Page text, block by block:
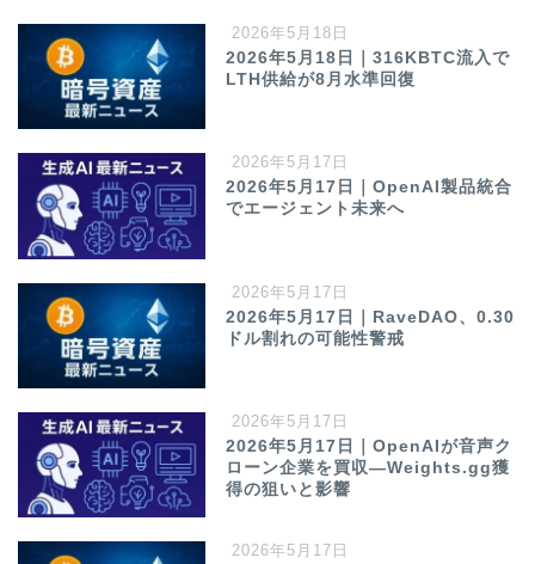
2026年5月18日
2026年5月18日｜316KBTC流入で
LTH供給が8月水準回復
2026年5月17日
2026年5月17日｜OpenAI製品統合
でエージェント未来へ
2026年5月17日
2026年5月17日｜RaveDAO、0.30
ドル割れの可能性警戒
2026年5月17日
2026年5月17日｜OpenAIが音声ク
ローン企業を買収—Weights.gg獲
得の狙いと影響
2026年5月17日